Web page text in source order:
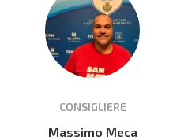
CONSIGLIERE
Massimo Meca